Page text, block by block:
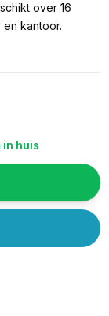
over 16
kantoor.
in huis